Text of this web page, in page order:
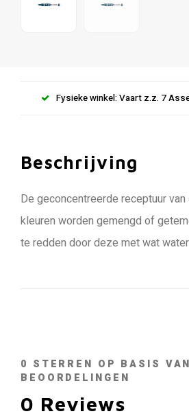
Fysieke winkel: Vaart z.z. 7
Beschrijving
De geconcentreerde receptuur
kleuren worden gemengd of
te redden door deze met wat
0 STERREN OP BASIS VAN
BEOORDELINGEN
0 Reviews